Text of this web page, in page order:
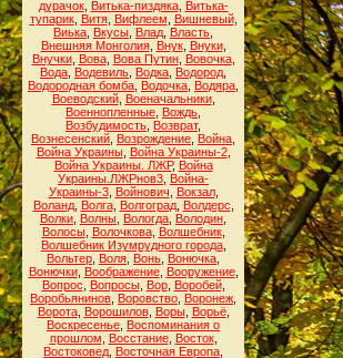
дурачок, Витька-пиздяка, Витька-
тупарик, Витя, Вифлеем Вишневый,
Виька Вкусы Влад Власть
Внешняя Монголия, Внук, Внуки,
Внучки, Вова, Вова Путин, Вовочка,
Вода Водевиль Водка Водород
Водородная бомба Водочка Водяра
Воеводский, Военачальники,
Военнопленные Вождь
Возбудимость Возврат,
Вознесенский Возрождение Война
Война Украины, Война Украины-2,
Война Украины. ЛЖР, Война
Украины.ЛЖРнов3 Война-
Украины-3, Войнович Вокзал,
Воланд, Волга, Волгоград, Волдерс
Волки Волны Вологда Володин
Волосы, Волочкова, Волшебник,
Волшебник Изумрудного города,
Вольтер Воля Вонь Вонючка
Вонючки, Воображение, Вооружение,
Вопрос
Вопросы, Вор, Воробей,
Воробьянинов Воровство Воронеж
Ворота, Ворошилов, Воры, Ворьё,
Воскресенье Воспоминания о
прошлом
Восстание, Восток,
Востоковед Восточная Европа